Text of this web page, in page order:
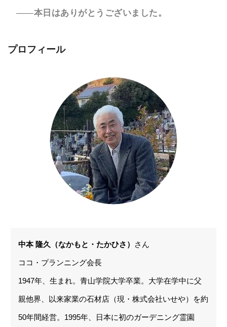
――本日はありがとうございました。
プロフィール
中本 隆久（なかもと・たかひさ） さん
ココ・プランニング会長
1947年、生まれ。青山学院大学卒業。大学在学中に父
親他界、以来家業の石材店（現・株式会社いせや）を約
50年間経営。1995年、日本に初のガーデニング霊園